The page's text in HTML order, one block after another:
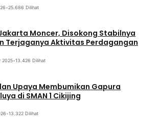
•25.686 Dilihat
Moncer, Disokong Stabilnya
Terjaganya Aktivitas Perdagangan
2025•13.426 Dilihat
Upaya Membumikan Gapura
di SMAN 1 Cikijing
•13.322 Dilihat